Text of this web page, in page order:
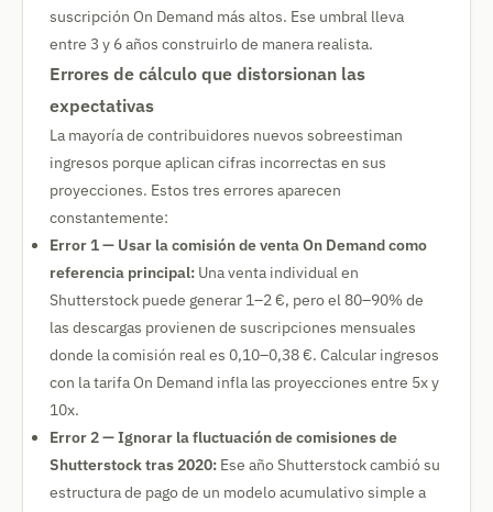
suscripción On Demand más altos. Ese umbral lleva
entre 3 y 6 años construirlo de manera realista.
Errores de cálculo que distorsionan las
expectativas
La mayoría de contribuidores nuevos sobreestiman
ingresos porque aplican cifras incorrectas en sus
proyecciones. Estos tres errores aparecen
constantemente:
Error 1 — Usar la comisión de venta On Demand como
referencia principal: Una venta individual en
Shutterstock puede generar 1–2 €, pero el 80–90% de
las descargas provienen de suscripciones mensuales
donde la comisión real es 0,10–0,38 €. Calcular ingresos
con la tarifa On Demand infla las proyecciones entre 5x y
10x.
Error 2 — Ignorar la fluctuación de comisiones de
Shutterstock tras 2020: Ese año Shutterstock cambió su
estructura de pago de un modelo acumulativo simple a